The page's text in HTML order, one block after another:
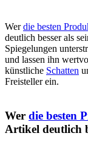
Werdie besten
deutlich besser als
Spiegelungen
und lassen ihn
künstliche Schatten
Freisteller ein.
Wer die besten
Artikel deutlich